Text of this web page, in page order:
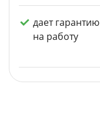
дает гарантию
на работу